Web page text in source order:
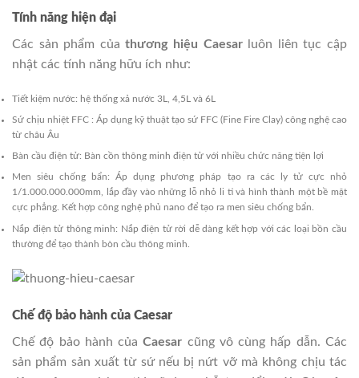
Tính năng hiện đại
Các sản phẩm củathương hiệu Caesarluôn liên tục cập
nhật các tính năng hữu ích như:
Tiết kiệm nước: hệ thống xả nước 3L, 4,5L và 6L
Sứ chịu nhiệt FFC : Áp dụng kỹ thuật tạo sứ FFC (Fine Fire Clay) công nghệ cao
từ châu Âu
Bàn cầu điện tử: Bàn cồn thông minh điện tử với nhiều chức năng tiện lợi
Men siêu chống bẩn: Áp dụng phương pháp tạo ra các ly tử cực nhỏ
1/1.000.000.000mm, lắp đầy vào những lỗ nhỏ li ti và hình thành một bề mặt
cực phẳng. Kết hợp công nghệ phủ nano để tạo ra men siêu chống bẩn.
Nắp điện tử thông minh: Nắp điện tử rời dễ dàng kết hợp với các loại bồn cầu
thường để tạo thành bòn cầu thông minh.
Chế độ bảo hành của Caesar
Chế độ bảo hành củaCaesar cũng vô cùng hấp dẫn. Các
sản phẩm sản xuất từ sứ nếu bị nứt vỡ mà không chịu tác